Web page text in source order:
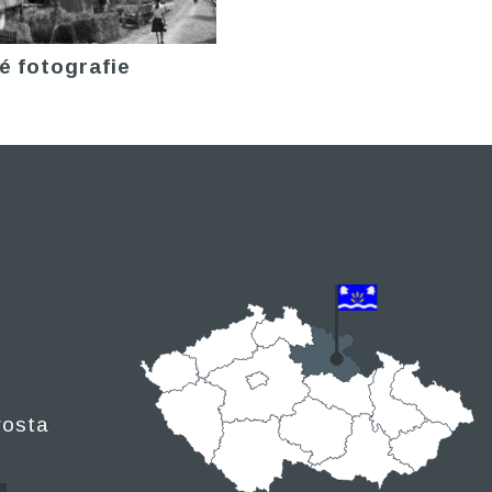
fotografie